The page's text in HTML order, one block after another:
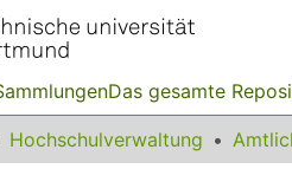
Das gesamte
Hochschulverwaltung